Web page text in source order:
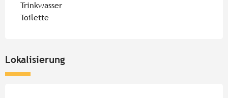
Trinkwasser
Toilette
Lokalisierung